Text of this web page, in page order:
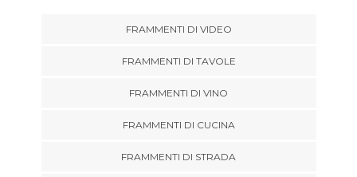
FRAMMENTI DI VIDEO
FRAMMENTI DI TAVOLE
FRAMMENTI DI VINO
FRAMMENTI DI CUCINA
FRAMMENTI DI STRADA